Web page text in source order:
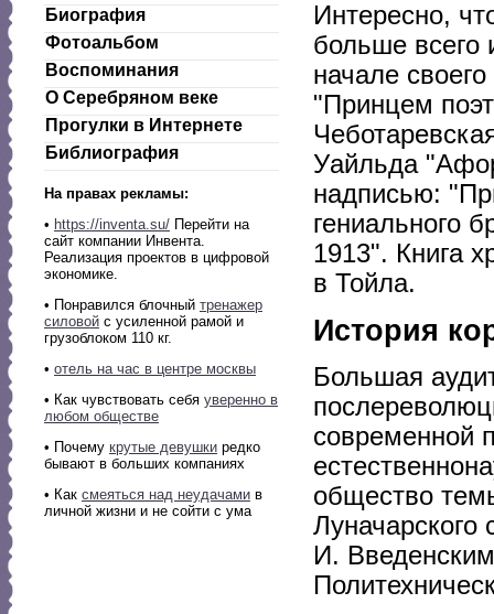
Биография
Фотоальбом
Воспоминания
О Серебряном веке
Прогулки в Интернете
Библиография
На правах рекламы:
• https://inventa.su/ Перейти на
сайт компании Инвента.
Реализация проектов в цифровой
экономике.
• Понравился блочный тренажер
силовой с усиленной рамой и
грузоблоком 110 кг.
• отель на час в центре москвы
• Как чувствовать себя уверенно в
любом обществе
• Почему крутые девушки редко
бывают в больших компаниях
• Как смеяться над неудачами в
личной жизни и не сойти с ума
Интересно,
больше всего
начале
"Принцем
Уайльда
надписью:
гениального
1913". Книга
в Тойла.
История
Большая
современной
общество
Луначарского
И.